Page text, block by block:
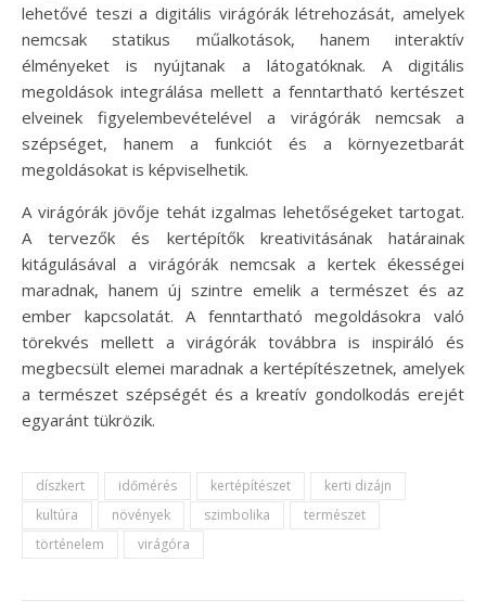
lehetővé teszi a digitális virágórák létrehozását, amelyek
nemcsak statikus műalkotások, hanem interaktív
élményeket is nyújtanak a látogatóknak. A digitális
megoldások integrálása mellett a fenntartható kertészet
elveinek figyelembevételével a virágórák nemcsak a
szépséget, hanem a funkciót és a környezetbarát
megoldásokat is képviselhetik.
A virágórák jövője tehát izgalmas lehetőségeket tartogat.
A tervezők és kertépítők kreativitásának határainak
kitágulásával a virágórák nemcsak a kertek ékességei
maradnak, hanem új szintre emelik a természet és az
ember kapcsolatát. A fenntartható megoldásokra való
törekvés mellett a virágórák továbbra is inspiráló és
megbecsült elemei maradnak a kertépítészetnek, amelyek
a természet szépségét és a kreatív gondolkodás erejét
egyaránt tükrözik.
díszkert időmérés kertépítészet
kerti dizájn
kultúra
növények szimbolika
természet
történelem
virágóra